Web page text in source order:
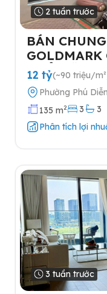
2 tuần trước
BÁN
NGỦ-TẶNG
SLOT Ô TÔ
12 tỷ(~90 triệu/
Phường Phú
Hà Nội
135 m2 3
3
Phân tích lợi
3 tuần trước